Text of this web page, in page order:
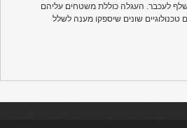
לעכבר. העגלה כוללת משטחים עליהם
טכנולוגיים שונים שיספקו מענה לשלל